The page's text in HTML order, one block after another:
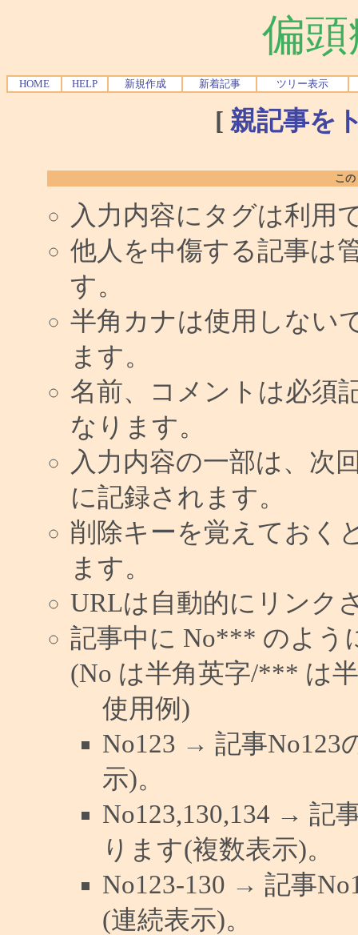
偏
HOME HELP 新規作成 新着記事 ツリー表示
[ 親記事を
こ
入力内容にタグは利用
他人を中傷する記事は
す。
半角カナは使用しない
ます。
名前、コメントは必須
なります。
入力内容の一部は、次
に記録されます。
削除キーを覚えておく
ます。
URLは自動的にリンク
記事中に No*** のよう
(No は半角英字/*** は
使用例)
No123 → 記事No123
示)。
No123,130,134 → 記
ります(複数表示)。
No123-130 → 記事
(連続表示)。